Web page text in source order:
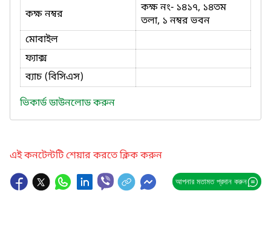
কক্ষ নম্বর
কক্ষ নং- ১৪১৭, ১৪তম
তলা, ১ নম্বর ভবন
মোবাইল
ফ্যাক্স
ব্যাচ (বিসিএস)
ভিকার্ড ডাউনলোড করুন
এই কনটেন্টটি শেয়ার করতে ক্লিক করুন
আপনার মতামত প্রদান করুন